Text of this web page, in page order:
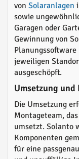
von Solaranlagen
sowie
Garagen oder
Gewinnung von
jeweiligen
ausgeschöpft.
Umsetzung
Die Umsetzung
Montageteam,
umsetzt. Solanto
Komponenten
für eine